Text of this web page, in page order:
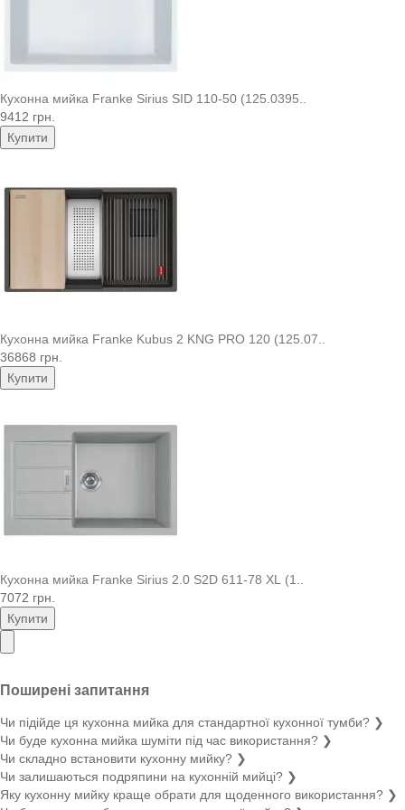
Кухонна мийка Franke Sirius SID 110-50 (125.0395..
9412 грн.
Купити
Кухонна мийка Franke Kubus 2 KNG PRO 120 (125.07..
36868 грн.
Купити
Кухонна мийка Franke Sirius 2.0 S2D 611-78 XL (1..
7072 грн.
Купити
Поширені запитання
Чи підійде ця кухонна мийка для стандартної кухонної тумби? ❯
Чи буде кухонна мийка шуміти під час використання? ❯
Чи складно встановити кухонну мийку? ❯
Чи залишаються подряпини на кухонній мийці? ❯
Яку кухонну мийку краще обрати для щоденного використання? ❯